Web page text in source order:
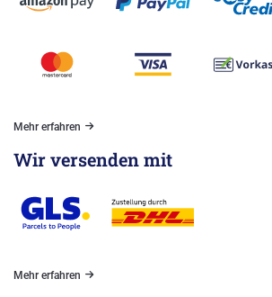
Mehr erfahren
Wir versenden mit
Mehr erfahren